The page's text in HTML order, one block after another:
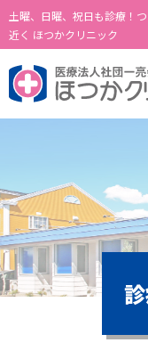
土曜、日曜、祝日も診療！
近く ほつかクリニック